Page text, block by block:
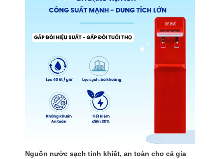
Nguồn nước sạch tinh khiết, an toàn cho cả gia